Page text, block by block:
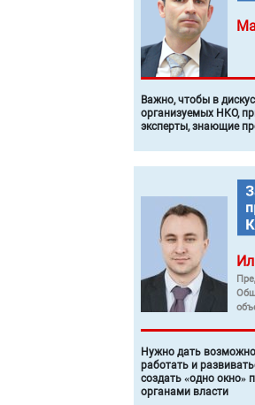
Важно, чтобы в
организуемых НКО,
эксперты, знающие
Нужно дать
работать и
создать «одно окно»
органами власти